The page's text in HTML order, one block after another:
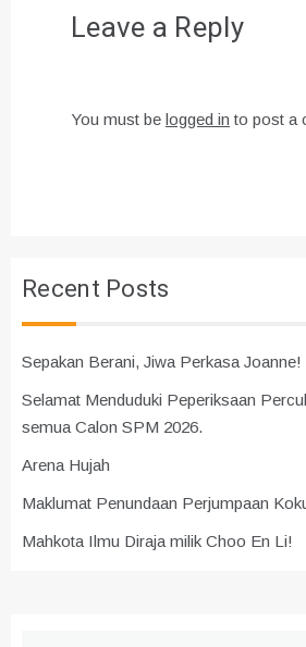
Leave a Reply
You must be logged in to post a
Recent Posts
Sepakan Berani, Jiwa Perkasa Joanne!
Selamat Menduduki Peperiksaan
semua Calon SPM 2026.
Arena Hujah
Maklumat Penundaan Perjumpaan
Mahkota Ilmu Diraja milik Choo En Li!